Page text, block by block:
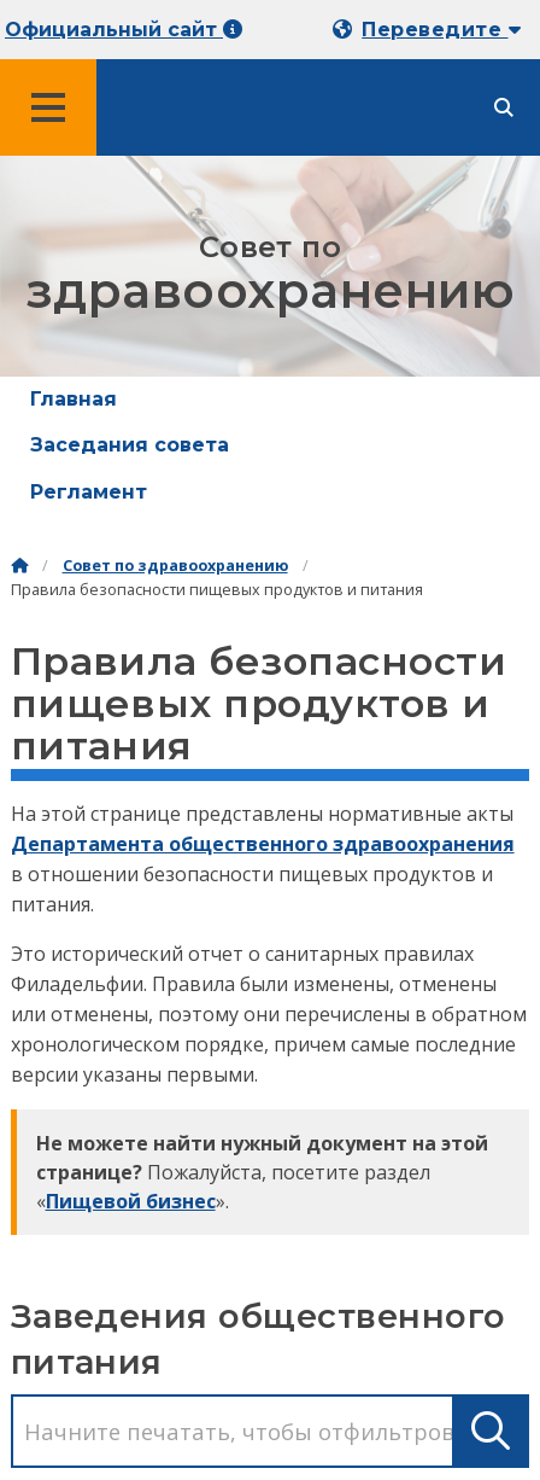
Официальный сайт Переведите
Совет по
здравоохранению
Главная
Заседания совета
Регламент
Совет по здравоохранению
Правила безопасности пищевых продуктов и питания
Правила безопасности
пищевых продуктов и
питания
На этой странице представлены нормативные акты
Департамента общественного здравоохранения
в отношении безопасности пищевых продуктов и
питания.
Это исторический отчет о санитарных правилах
Филадельфии. Правила были изменены, отменены
или отменены, поэтому они перечислены в обратном
хронологическом порядке, причем самые последние
версии указаны первыми.
Не можете найти нужный документ на этой
странице?Пожалуйста, посетите раздел
«Пищевой бизнес».
Заведения общественного
питания